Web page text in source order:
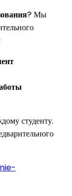
? Мы
студенту.